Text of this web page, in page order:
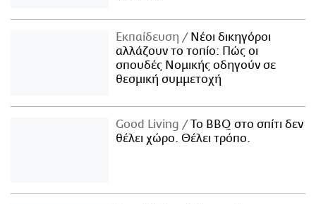
Εκπαίδευση
Νέοι δικηγόροι
αλλάζουν το τοπίο: Πώς οι
σπουδές Νομικής οδηγούν σε
θεσμική συμμετοχή
Good Living
Το BBQ στο σπίτι δεν
θέλει χώρο. Θέλει τρόπο.